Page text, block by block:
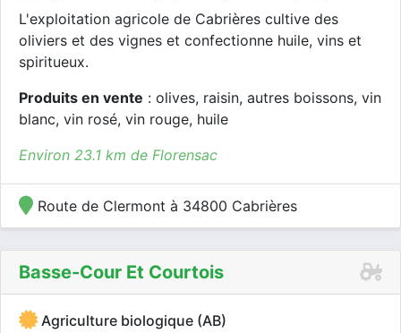
L'exploitation agricole de Cabrières cultive des
oliviers et des vignes et confectionne huile, vins et
spiritueux.
Produits en vente : olives, raisin, autres boissons, vin
blanc, vin rosé, vin rouge, huile
Environ 23.1 km de Florensac
Route de Clermont à 34800 Cabrières
Basse-Cour Et Courtois
Agriculture biologique (AB)